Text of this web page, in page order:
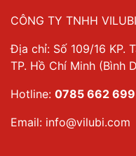
CÔNG TY TNHH VILUBI
Địa chỉ: Số 109/16 KP.
TP. Hồ Chí Minh (Bình
Hotline: 0785 662 699
Email: info@vilubi.com